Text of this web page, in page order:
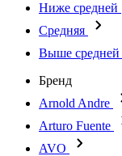
Ниже средней
Средняя
Выше средней
Бренд
Arnold Andre
Arturo Fuente
AVO